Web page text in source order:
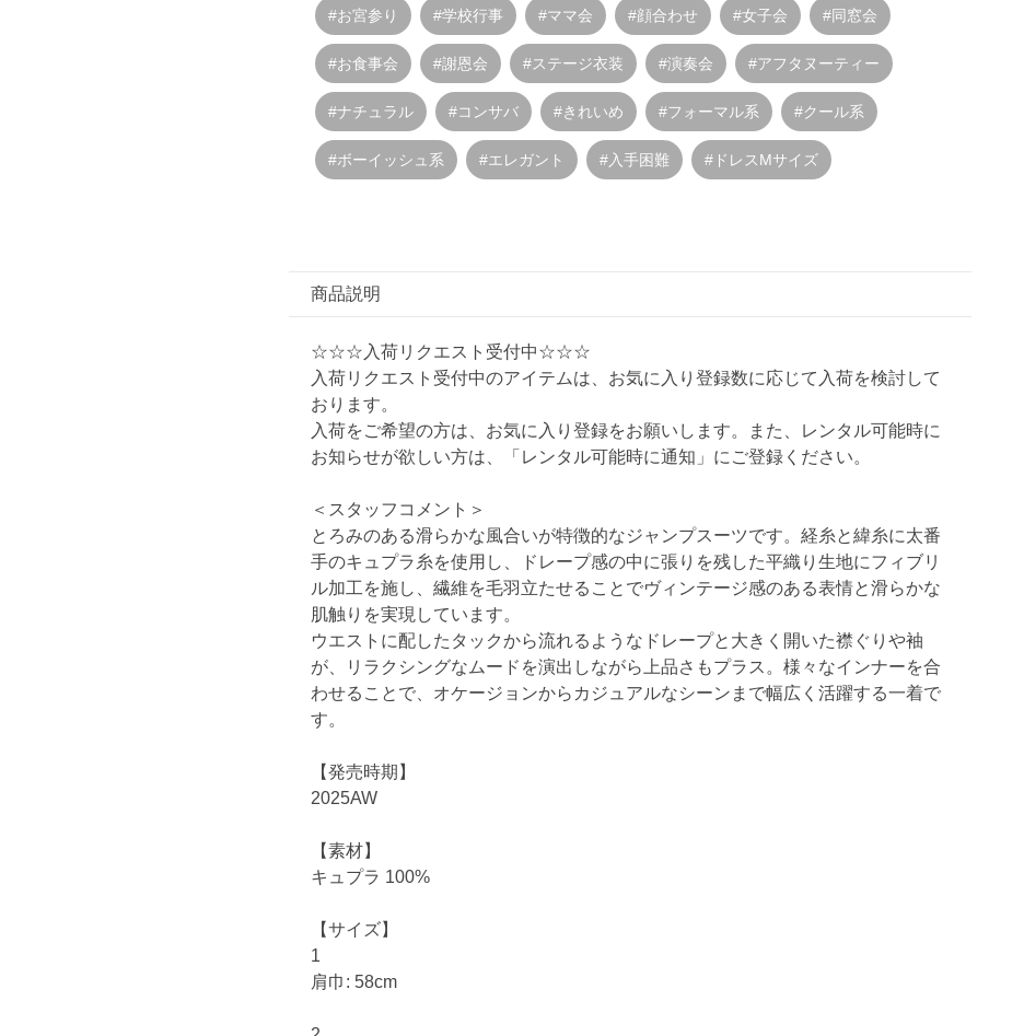
#お宮参り #学校行事 #ママ会 #顔合わせ #女子会 #同窓会
#お食事会 #謝恩会 #ステージ衣装 #演奏会 #アフタヌーティー
#ナチュラル #コンサバ #きれいめ #フォーマル系 #クール系
#ボーイッシュ系 #エレガント #入手困難 #ドレスMサイズ
商品説明
☆☆☆入荷リクエスト受付中☆☆☆
入荷リクエスト受付中のアイテムは、お気に入り登録数に応じて入荷を検討して
おります。
入荷をご希望の方は、お気に入り登録をお願いします。また、レンタル可能時に
お知らせが欲しい方は、「レンタル可能時に通知」にご登録ください。
＜スタッフコメント＞
とろみのある滑らかな風合いが特徴的なジャンプスーツです。経糸と緯糸に太番
手のキュプラ糸を使用し、ドレープ感の中に張りを残した平織り生地にフィブリ
ル加工を施し、繊維を毛羽立たせることでヴィンテージ感のある表情と滑らかな
肌触りを実現しています。
ウエストに配したタックから流れるようなドレープと大きく開いた襟ぐりや袖
が、リラクシングなムードを演出しながら上品さもプラス。様々なインナーを合
わせることで、オケージョンからカジュアルなシーンまで幅広く活躍する一着で
す。
【発売時期】
2025AW
【素材】
キュプラ 100%
【サイズ】
1
肩巾: 58cm